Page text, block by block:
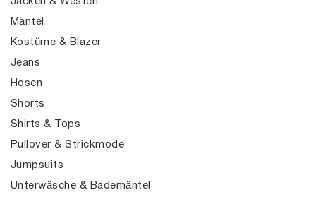
Mäntel
Kostüme & Blazer
Jeans
Hosen
Shorts
Shirts & Tops
Pullover & Strickmode
Jumpsuits
Unterwäsche & Bademäntel